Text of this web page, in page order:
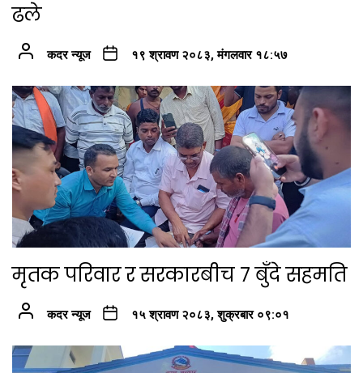
ढले
कदर न्यूज १९ श्रावण २०८३, मंगलवार १८:५७
मृतक परिवार र सरकारबीच ७ बुँदे सहमति
कदर न्यूज १५ श्रावण २०८३, शुक्रबार ०९:०१